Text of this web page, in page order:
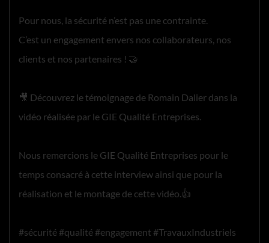
Pour nous, la sécurité n’est pas une contrainte.
C’est un engagement envers nos collaborateurs, nos
clients et nos partenaires ! 🤝
🎥 Découvrez le témoignage de Romain Dalier dans la
vidéo réalisée par le GIE Qualité Entreprises.
Nous remercions le GIE Qualité Entreprises pour le
temps consacré à cette interview ainsi que pour la
réalisation et le montage de cette vidéo.👍
#sécurité #qualité #engagement #TravauxIndustriels